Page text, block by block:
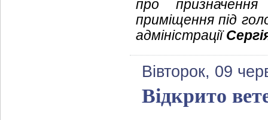
про
приміщення під
адміністрації
Вівторок, 09
Відкрито